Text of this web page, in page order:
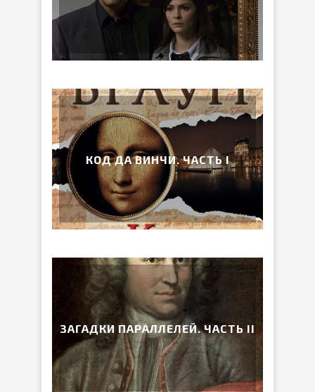
КОД ДА ВИНЧИ. ЧАСТЬ I
ЗАГАДКИ ПАРАЛЛЕЛЕЙ. ЧАСТЬ II